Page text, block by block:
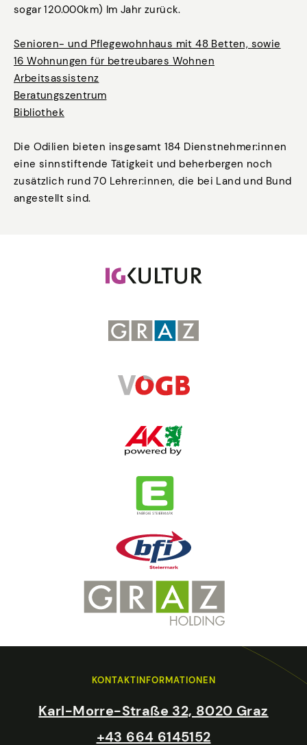
sogar 120.000km) Im Jahr zurück.
Senioren- und Pflegewohnhaus mit 48 Betten, sowie
16 Wohnungen für betreubares Wohnen
Arbeitsassistenz
Beratungszentrum
Bibliothek
Die Odilien bieten insgesamt 184 Dienstnehmer:innen
eine sinnstiftende Tätigkeit und beherbergen noch
zusätzlich rund 70 Lehrer:innen, die bei Land und Bund
angestellt sind.
KONTAKTINFORMATIONEN
Karl-Morre-Straße 32, 8020 Graz
+43 664 6145152